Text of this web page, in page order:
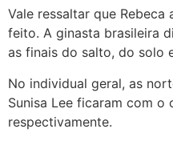
Vale ressaltar que Rebeca
feito. A ginasta brasileira
as finais do salto, do solo
No individual geral, as
Sunisa Lee ficaram com o
respectivamente.